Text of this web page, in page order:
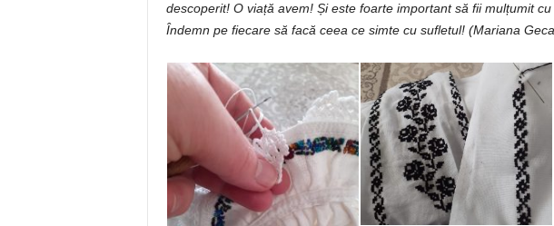
descoperit! O viață avem! Și este foarte important să fii mulțumit
Îndemn pe fiecare să facă ceea ce simte cu sufletul! (Mariana